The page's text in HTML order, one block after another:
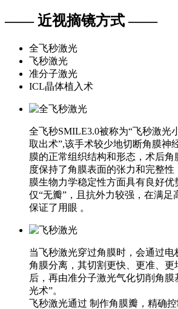
—— 近视摘镜方式 ——
全飞秒激光
飞秒激光
准分子激光
ICL晶体植入术
全飞秒SMILE3.0被称为“飞秒激光
取出术”,该手术较少地切断角膜神
膜的正常组织结构和形态，术后角
度保持了角膜表面的张力和完整性
膜生物力学稳定性方面具有良好优
仅“无瓣”，且抗外力较强，在满足
保证了用眼 。
当飞秒激光穿过角膜时，会通过
角膜分离，其切割更快、更准、更
后，再由准分子激光气化切削角膜
光术”。
飞秒激光通过 制作角膜瓣，精确